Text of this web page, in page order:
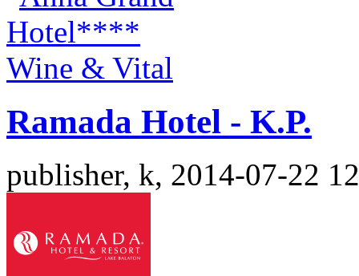
Ramada Hotel - K.P.
publisher, k, 2014-07-22